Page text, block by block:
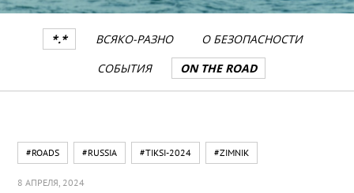
*.* ВСЯКО-РАЗНО
О БЕЗОПАСНОСТИ
СОБЫТИЯ
ON THE ROAD
#ROADS #RUSSIA #TIKSI-2024 #ZIMNIK
8 АПРЕЛЯ, 2024